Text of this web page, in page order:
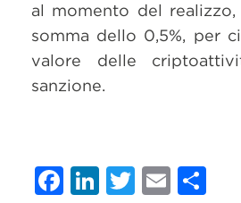
al momento del
somma dello 0,5%, per
valore delle
sanzione.
Facebook
LinkedIn
Twitter
Email